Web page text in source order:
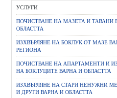
УСЛУГИ
ПОЧИСТВАНЕ НА МАЗЕТА И ТАВАНИ
ОБЛАСТТА
ИЗХВЪРЛЯНЕ НА БОКЛУК ОТ МАЗЕ
РЕГИОНА
ПОЧИСТВАНЕ НА АПАРТАМЕНТИ И
НА БОКЛУЦИТЕ ВАРНА И ОБЛАСТТА
ИЗХВЪРЛЯНЕ НА СТАРИ НЕНУЖНИ
И ДРУГИ ВАРНА И ОБЛАСТТА